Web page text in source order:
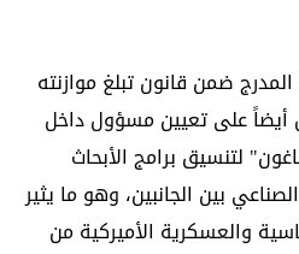
ضمن قانون تبلغ موازنته
لتنسيق برامج الأبحاث
بين الجانبين، وهو ما يثير
والعسكرية الأميركية من